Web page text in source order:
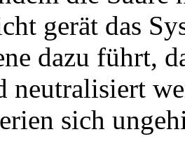
gerät das
dazu führt,
neutralisiert
sich